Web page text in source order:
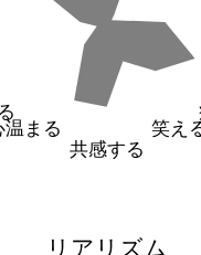
笑え
共感する
温まる
リアリズム